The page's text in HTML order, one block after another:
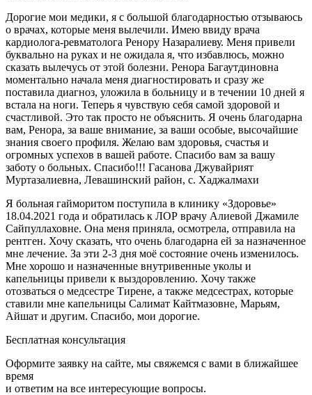
Дорогие мои медики, я с большой благодарностью отзываюсь
о врачах, которые меня вылечили. Имею ввиду врача
кардиолога-ревматолога Ренору Назаралиеву. Меня привели
буквально на руках и не ожидала я, что избавлюсь, можно
сказать вылечусь от этой болезни. Ренора Багаутдиновна
моментально начала меня диагностировать и сразу же
поставила диагноз, уложила в больницу и в течении 10 дней я
встала на ноги. Теперь я чувствую себя самой здоровой и
счастливой. Это так просто не объяснить. Я очень благодарна
вам, Ренора, за ваше внимание, за ваши особые, высочайшие
знания своего профиля. Желаю вам здоровья, счастья и
огромных успехов в вашей работе. Спасибо вам за вашу
заботу о больных. Спасибо!!! Гасанова Джувайрият
Муртазалиевна, Левашинский район, с. Хаджалмахи
Я больная гайморитом поступила в клинику «Здоровье»
18.04.2021 года и обратилась к ЛОР врачу Алиевой Джамиле
Сайпуллаховне. Она меня приняла, осмотрела, отправила на
рентген. Хочу сказать, что очень благодарна ей за назначенное
мне лечение. За эти 2-3 дня моё состояние очень изменилось.
Мне хорошо и назначенные внутривенные уколы и
капельницы привели к выздоровлению. Хочу также
отозваться о медсестре Тирене, а также медсестрах, которые
ставили мне капельницы Салимат Кайтмазовне, Марьям,
Айшат и другим. Спасибо, мои дорогие.
Бесплатная консультация
Оформите заявку на сайте, мы свяжемся с вами в ближайшее
время
и ответим на все интересующие вопросы.